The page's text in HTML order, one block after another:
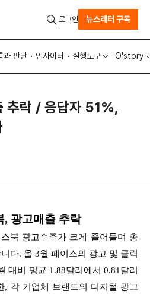
과 판단 인사이터 실행도구 O'story
로그인 뉴스레터 구독
추락 / 응답자 51%,
, 광고매출 추락
북 광고수주가 크게 줄어들며 총
다. 올 3월 페이스의 광고 및 클릭
대비 평균 1.88달러에서 0.81달러
, 각 기업체 브랜드의 디지털 광고